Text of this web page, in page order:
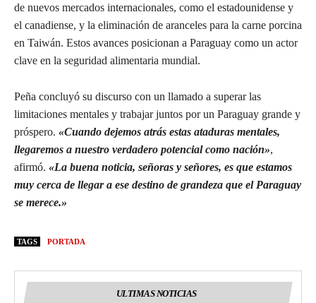
de nuevos mercados internacionales, como el estadounidense y
el canadiense, y la eliminación de aranceles para la carne porcina
en Taiwán. Estos avances posicionan a Paraguay como un actor
clave en la seguridad alimentaria mundial.
Peña concluyó su discurso con un llamado a superar las
limitaciones mentales y trabajar juntos por un Paraguay grande y
próspero. «Cuando dejemos atrás estas ataduras mentales,
llegaremos a nuestro verdadero potencial como nación»,
afirmó. «La buena noticia, señoras y señores, es que estamos
muy cerca de llegar a ese destino de grandeza que el Paraguay
se merece.»
TAGS PORTADA
ULTIMAS NOTICIAS